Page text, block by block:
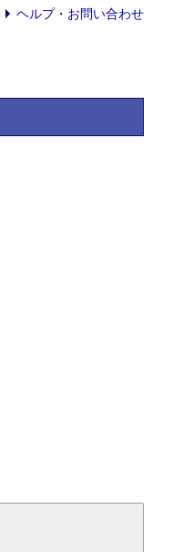
ヘルプ・お問い合わせ